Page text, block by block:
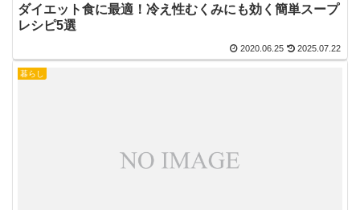
ダイエット食に最適！冷え性むくみにも効く簡単スープ
レシピ5選
2020.06.25 2025.07.22
暮らし